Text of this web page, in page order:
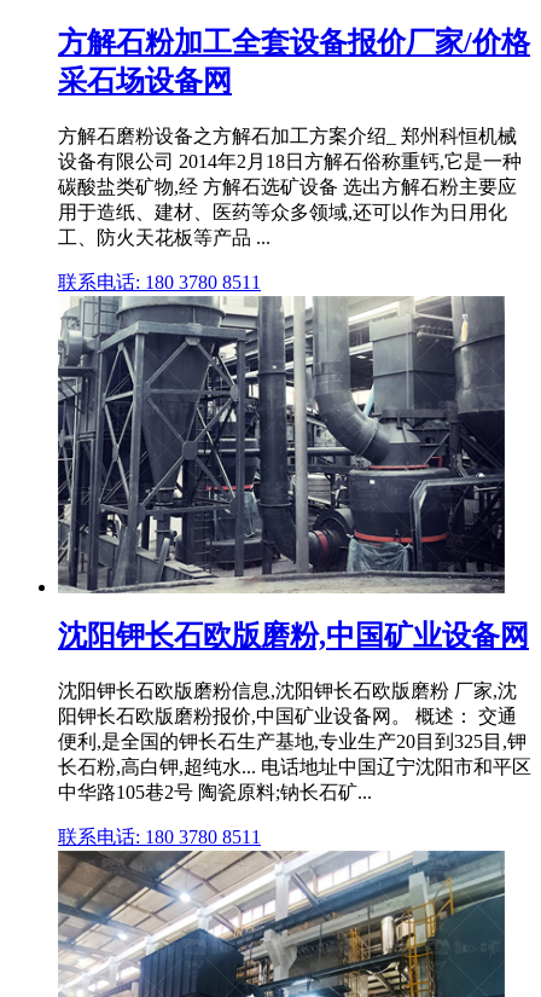
方解石粉加工全套设备报价厂家/价格
采石场设备网
方解石磨粉设备之方解石加工方案介绍_ 郑州科恒机械
设备有限公司 2014年2月18日方解石俗称重钙,它是一种
碳酸盐类矿物,经 方解石选矿设备 选出方解石粉主要应
用于造纸、建材、医药等众多领域,还可以作为日用化
工、防火天花板等产品 ...
联系电话: 180 3780 8511
沈阳钾长石欧版磨粉,中国矿业设备网
沈阳钾长石欧版磨粉信息,沈阳钾长石欧版磨粉 厂家,沈
阳钾长石欧版磨粉报价,中国矿业设备网。 概述： 交通
便利,是全国的钾长石生产基地,专业生产20目到325目,钾
长石粉,高白钾,超纯水... 电话地址中国辽宁沈阳市和平区
中华路105巷2号 陶瓷原料;钠长石矿...
联系电话: 180 3780 8511